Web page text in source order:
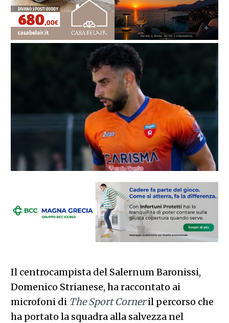
Il centrocampista del Salernum Baronissi,
Domenico Strianese, ha raccontato ai
microfoni di The Sport Corneril percorso che
ha portato la squadra alla salvezza nel